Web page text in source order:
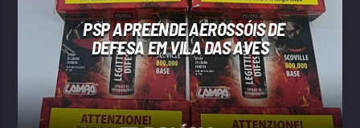
PSP APREENDE AEROSSÓIS DE
DEFESA EM VILA DAS AVES